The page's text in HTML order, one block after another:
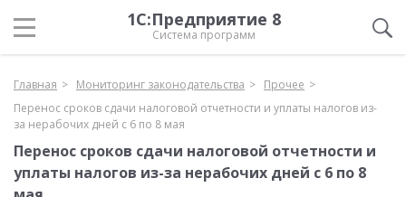
1С:Предприятие 8
Система программ
Главная Мониторинг законодательства
Прочее
Перенос сроков сдачи налоговой отчетности и уплаты налогов из-
за нерабочих дней с 6 по 8 мая
Перенос сроков сдачи налоговой отчетности и
уплаты налогов из-за нерабочих дней с 6 по 8